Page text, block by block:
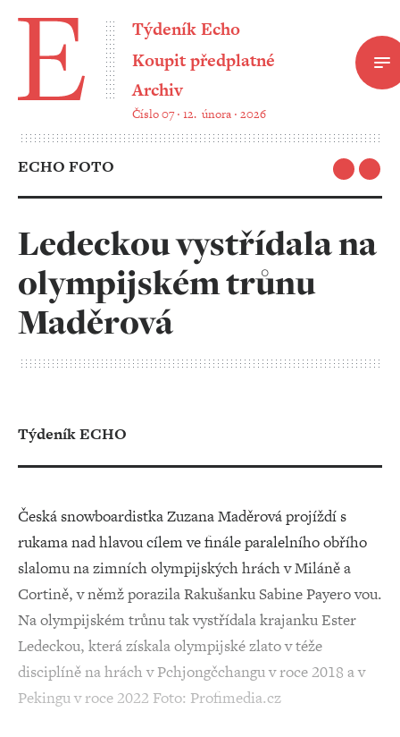
Týdeník Echo
Koupit předplatné
Archiv
Číslo 07 ‧ 12. února ‧ 2026
ECHO FOTO
Ledeckou vystřídala na
olympijském trůnu
Maděrová
Týdeník ECHO
Česká snowboardistka Zuzana Maděrová projíždí s
rukama nad hlavou cílem ve finále paralelního obřího
slalomu na zimních olympijských hrách v Miláně a
Cortině, v němž porazila Rakušanku Sabine Payero vou.
Na olympijském trůnu tak vystřídala krajanku Ester
Ledeckou, která získala olympijské zlato v téže
disciplíně na hrách v Pchjongčchangu v roce 2018 a v
Pekingu v roce 2022 Foto: Profimedia.cz